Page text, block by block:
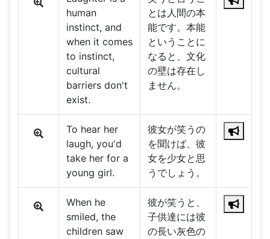
human
instinct, and
when it comes
to instinct,
cultural
barriers don't
exist.
とは人間の本
能です。本能
ということに
なると、文化
の壁は存在し
ません。
To hear her
laugh, you'd
take her for a
young girl.
彼女が笑うの
を聞けば、彼
女を少女と思
うでしょう。
When he
smiled, the
children saw
彼が笑うと、
子供達には彼
の長い灰色の